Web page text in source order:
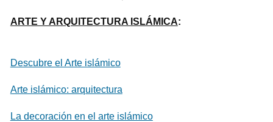
ARTE Y ARQUITECTURA ISLÁMICA:
Descubre el Arte islámico
Arte islámico: arquitectura
La decoración en el arte islámico